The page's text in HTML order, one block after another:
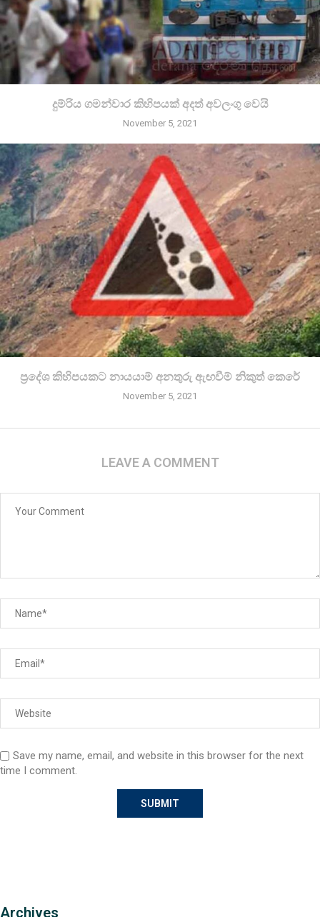
දුම්රිය ගමන්වාර කිහිපයක් අදත් අවලංගු වෙයි
November 5, 2021
ප්‍රදේශ කිහිපයකට නායයාම් අනතුරු ඇඟවීම් නිකුත් කෙරේ
November 5, 2021
LEAVE A COMMENT
Save my name, email, and website in this browser for the next
time I comment.
Archives